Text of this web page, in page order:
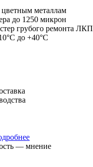
металлам
до 1250 микрон
грубого ремонта ЛКП
до +40°C
— мнение